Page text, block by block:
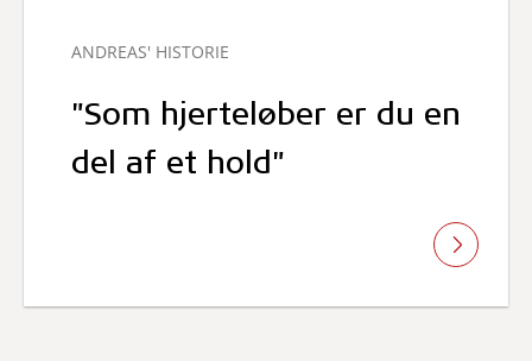
ANDREAS' HISTORIE
"Som hjerteløber er du en
del af et hold"